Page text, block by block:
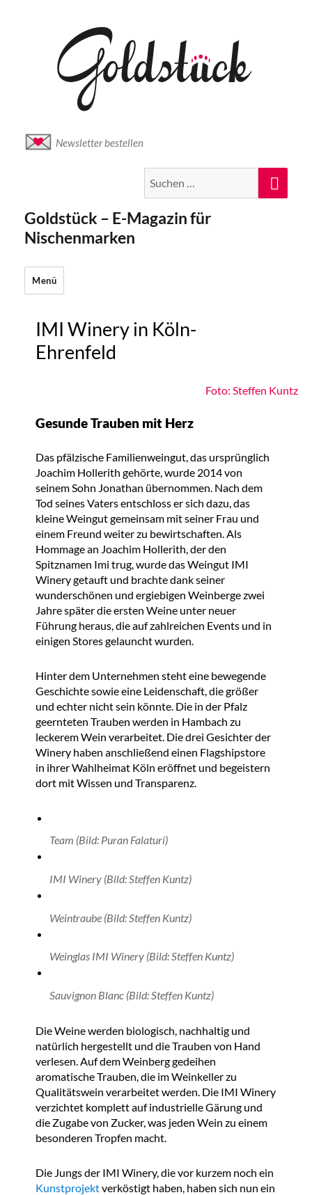
Newsletter bestellen
nach:
Goldstück – E-Magazin für
Nischenmarken
Menü
IMI Winery in Köln-
Ehrenfeld
Foto: Steffen Kuntz
Gesunde Trauben mit Herz
Das pfälzische Familienweingut, das ursprünglich
Joachim Hollerith gehörte, wurde 2014 von
seinem Sohn Jonathan übernommen. Nach dem
Tod seines Vaters entschloss er sich dazu, das
kleine Weingut gemeinsam mit seiner Frau und
einem Freund weiter zu bewirtschaften. Als
Hommage an Joachim Hollerith, der den
Spitznamen Imi trug, wurde das Weingut IMI
Winery getauft und brachte dank seiner
wunderschönen und ergiebigen Weinberge zwei
Jahre später die ersten Weine unter neuer
Führung heraus, die auf zahlreichen Events und in
einigen Stores gelauncht wurden.
Hinter dem Unternehmen steht eine bewegende
Geschichte sowie eine Leidenschaft, die größer
und echter nicht sein könnte. Die in der Pfalz
geernteten Trauben werden in Hambach zu
leckerem Wein verarbeitet. Die drei Gesichter der
Winery haben anschließend einen Flagshipstore
in ihrer Wahlheimat Köln eröffnet und begeistern
dort mit Wissen und Transparenz.
Team (Bild: Puran Falaturi)
IMI Winery (Bild: Steffen Kuntz)
Weintraube (Bild: Steffen Kuntz)
Weinglas IMI Winery (Bild: Steffen Kuntz)
Sauvignon Blanc (Bild: Steffen Kuntz)
Die Weine werden biologisch, nachhaltig und
natürlich hergestellt und die Trauben von Hand
verlesen. Auf dem Weinberg gedeihen
aromatische Trauben, die im Weinkeller zu
Qualitätswein verarbeitet werden. Die IMI Winery
verzichtet komplett auf industrielle Gärung und
die Zugabe von Zucker, was jeden Wein zu einem
besonderen Tropfen macht.
Die Jungs der IMI Winery, die vor kurzem noch ein
Kunstprojektverköstigt haben, haben sich nun ein